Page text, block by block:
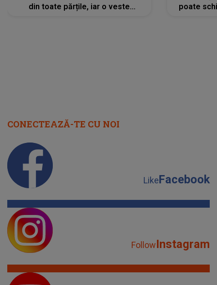
din toate părțile, iar o veste
poate
CONECTEAZĂ-TE CU NOI
LikeFacebook
FollowInstagram